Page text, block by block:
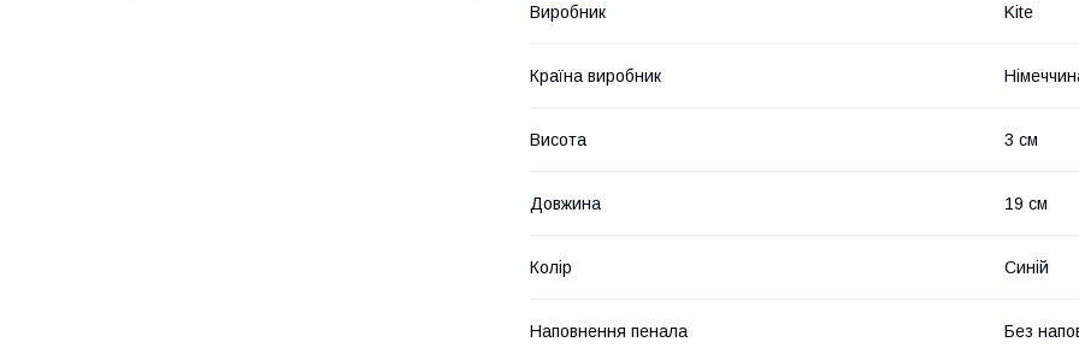
Виробник Kite
Країна виробник
Висота 3 см
Довжина 19 см
Колір Синій
Наповнення пенала Без